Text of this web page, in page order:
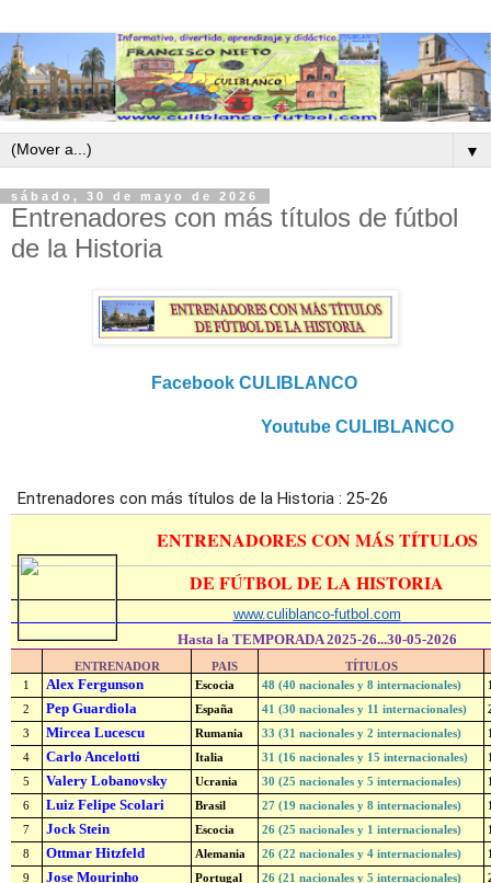
▼
sábado, 30 de mayo de 2026
Entrenadores con más títulos de fútbol
de la Historia
Facebook CULIBLANCO
Youtube CULIBLANCO